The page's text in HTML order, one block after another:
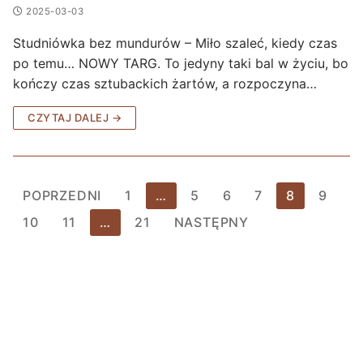
2025-03-03
Studniówka bez mundurów – Miło szaleć, kiedy czas
po temu… NOWY TARG. To jedyny taki bal w życiu, bo
kończy czas sztubackich żartów, a rozpoczyna…
CZYTAJ DALEJ →
POPRZEDNI 1 … 5 6 7 8
9
10
11 … 21 NASTĘPNY